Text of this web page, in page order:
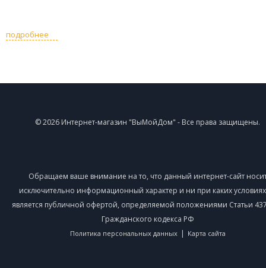
подробнее
© 2026 Интернет-магазин "ВыМойДом" - Все права защищены.
Обращаем ваше внимание на то, что данный интернет-сайт
исключительно информационный характер и ни при каких
является публичной офертой, определяемой положениями Статьи
Гражданского кодекса РФ
Политика персональных данных | Карта сайта